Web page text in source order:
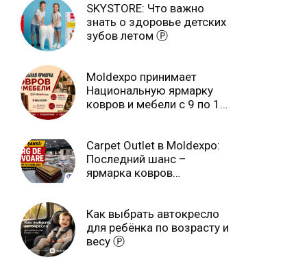
SKYSTORE: Что важно
знать о здоровье детских
зубов летом Ⓟ
Moldexpo принимает
Национальную ярмарку
ковров и мебели с 9 по 14
Carpet Outlet в Moldexpo:
Последний шанс –
ярмарка ковров
Как выбрать автокресло
для ребёнка по возрасту и
весу Ⓟ